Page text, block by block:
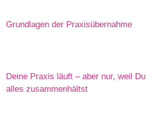
Grundlagen der Praxisübernahme
Deine Praxis läuft – aber nur, weil Du
alles zusammenhältst